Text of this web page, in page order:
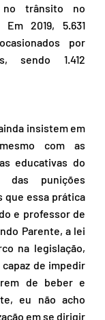
trânsito no
2019, 5.631
por
sendo 1.412
insistem em
com as
educativas do
das punições
que essa prática
e professor de
Parente, a lei
na legislação,
de impedir
de beber e
eu não acho
em se dirigir